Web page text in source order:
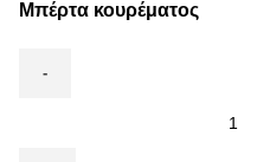
Μπέρτα κουρέματος